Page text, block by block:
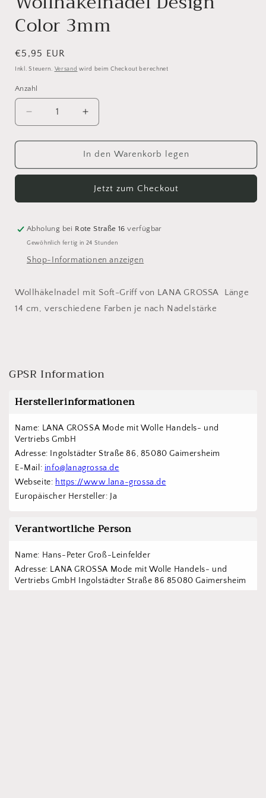
Color 3mm
Normaler
Preis
€5,95 EUR
Inkl. Steuern. Versand wird beim Checkout berechnet
Anzahl
Anzahl
Verringere
die
Menge
Wollhäkelnadel
3mm
Erhöhe
die
Menge
für
Wollhäkelnadel
Color
3mm
In den Warenkorb legen
Jetzt zum Checkout
Abholung bei Rote Straße 16 verfügbar
Gewöhnlich fertig in 24 Stunden
Shop-Informationen anzeigen
Wollhäkelnadel mit Soft-Griff von LANA GROSSA Länge
14 cm, verschiedene Farben je nach Nadelstärke
GPSR Information
Herstellerinformationen
Name: LANA GROSSA Mode mit Wolle Handels- und
Vertriebs GmbH
Adresse: Ingolstädter Straße 86, 85080 Gaimersheim
E-Mail: info@lanagrossa.de
Webseite: https://www.lana-grossa.de
Europäischer Hersteller: Ja
Verantwortliche Person
Name: Hans-Peter Groß-Leinfelder
Adresse: LANA GROSSA Mode mit Wolle Handels- und
Vertriebs GmbH Ingolstädter Straße 86 85080 Gaimersheim